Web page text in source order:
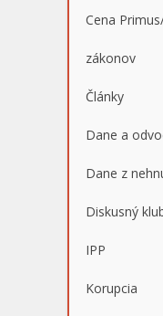
Cena
zákonov
Články
Dane a
Dane z
Diskusný
IPP
Korupcia